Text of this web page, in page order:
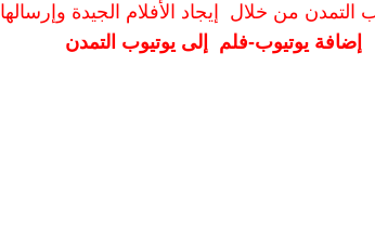
التمدن من خلال إيجاد الأفلام الجيدة وإرسالها
إضافة يوتيوب-فلم إلى يوتيوب التمدن